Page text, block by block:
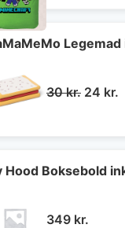
30kr. Den
30 kr..
24 kr.
Hood Boksebold
349 kr.